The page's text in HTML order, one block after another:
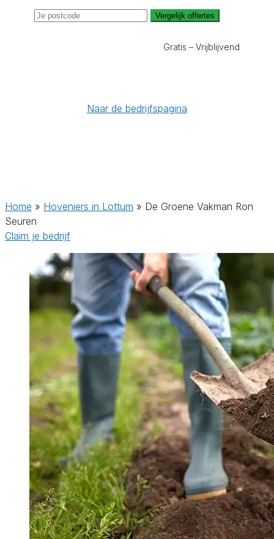
Vergelijk offertes
Gratis – Vrijblijvend
Naar de bedrijfspagina
Home » Hoveniers in Lottum » De Groene Vakman Ron
Seuren
Claim je bedrijf